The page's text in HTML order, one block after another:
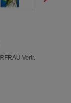
Vertr.